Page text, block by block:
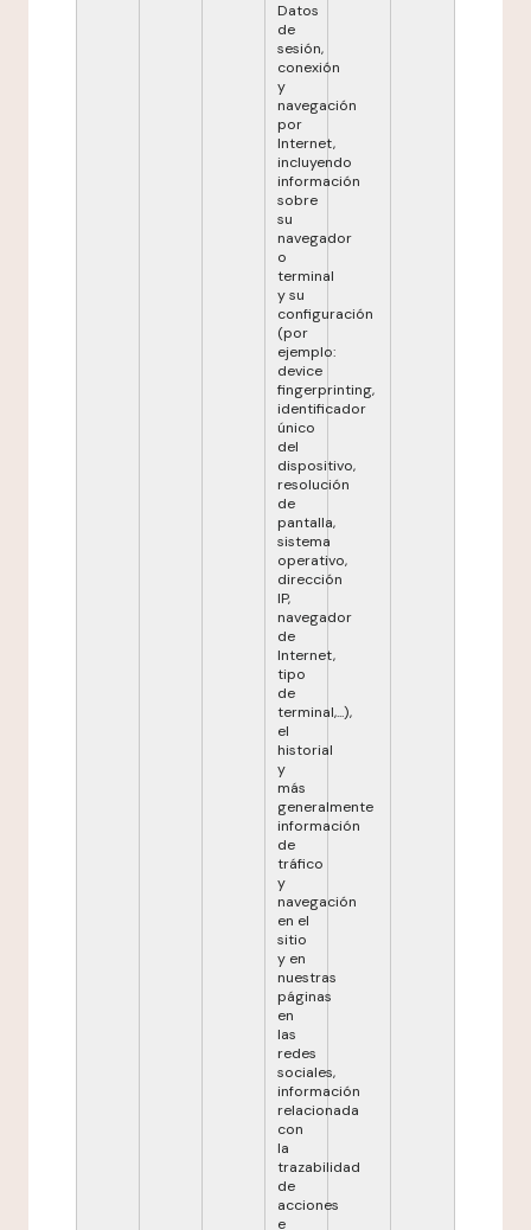
Datos
de
sesión,
conexión
y
navegación
por
Internet,
incluyendo
información
sobre
su
navegador
o
terminal
y su
configuración
(por
ejemplo:
device
fingerprinting,
identificador
único
del
dispositivo,
resolución
de
pantalla,
sistema
operativo,
dirección
IP,
navegador
de
Internet,
tipo
de
terminal,...),
el
historial
y
más
generalmente
información
de
tráfico
y
navegación
en el
sitio
y en
nuestras
páginas
en
las
redes
sociales,
información
relacionada
con
la
trazabilidad
de
acciones
e